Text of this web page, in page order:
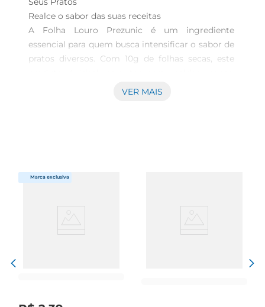
Realce o sabor das suas receitas
A Folha Louro Prezunic é um ingrediente
essencial para quem busca intensificar o sabor de
pratos diversos. Com 10g de folhas secas, este
carnes e molhos, proporcionando um aroma
Qualidade e frescor em cada embalagem
frescor. As folhas são secas de forma adequada,
VER MAIS